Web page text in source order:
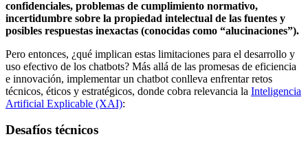
confidenciales, problemas de cumplimiento normativo,
incertidumbre sobre la propiedad intelectual de las fuentes y
posibles respuestas inexactas (conocidas como “alucinaciones”).
Pero entonces, ¿qué implican estas limitaciones para el desarrollo y
uso efectivo de los chatbots? Más allá de las promesas de eficiencia
e innovación, implementar un chatbot conlleva enfrentar retos
técnicos, éticos y estratégicos, donde cobra relevancia la Inteligencia
Artificial Explicable (XAI):
Desafíos técnicos